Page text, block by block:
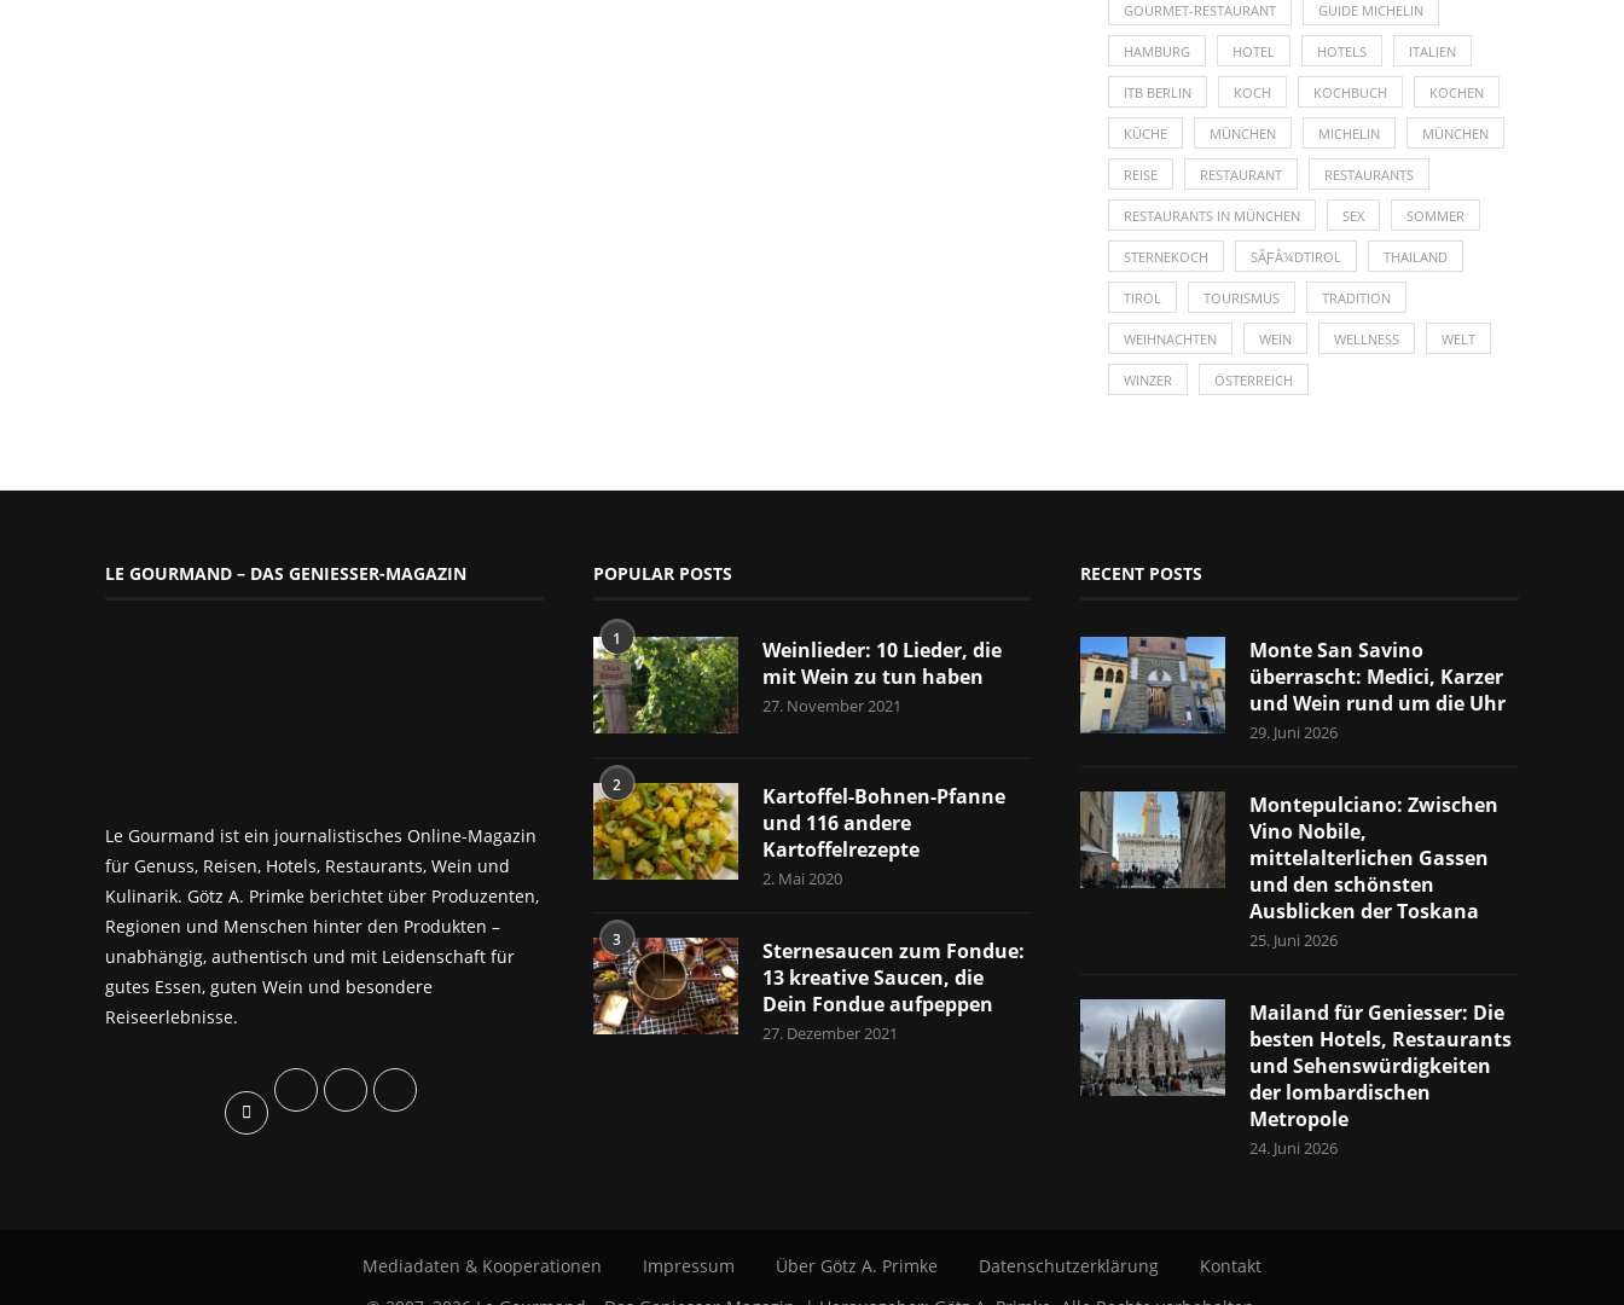
GOURMET-RESTAURANT GUIDE MICHELIN
HAMBURG HOTEL HOTELS ITALIEN
ITB BERLIN KOCH KOCHBUCH KOCHEN
KÜCHE MÜNCHEN MICHELIN MÜNCHEN
REISE RESTAURANT RESTAURANTS
RESTAURANTS IN MÜNCHEN SEX SOMMER
STERNEKOCH SÃƑÂ¼DTIROL THAILAND
TIROL TOURISMUS TRADITION
WEIHNACHTEN WEIN WELLNESS WELT
WINZER ÖSTERREICH
LE GOURMAND – DAS GENIESSER-MAGAZIN
Le Gourmand ist ein journalistisches Online-Magazin
für Genuss, Reisen, Hotels, Restaurants, Wein und
Kulinarik. Götz A. Primke berichtet über Produzenten,
Regionen und Menschen hinter den Produkten –
unabhängig, authentisch und mit Leidenschaft für
gutes Essen, guten Wein und besondere
Reiseerlebnisse.
POPULAR POSTS
1
Weinlieder: 10 Lieder, die
mit Wein zu tun haben
27. November 2021
2
Kartoffel-Bohnen-Pfanne
und 116 andere
Kartoffelrezepte
2. Mai 2020
3
Sternesaucen zum Fondue:
13 kreative Saucen, die
Dein Fondue aufpeppen
27. Dezember 2021
RECENT POSTS
Monte San Savino
überrascht: Medici, Karzer
und Wein rund um die Uhr
29. Juni 2026
Montepulciano: Zwischen
Vino Nobile,
mittelalterlichen Gassen
und den schönsten
Ausblicken der Toskana
25. Juni 2026
Mailand für Geniesser: Die
besten Hotels, Restaurants
und Sehenswürdigkeiten
der lombardischen
Metropole
24. Juni 2026
Mediadaten & Kooperationen Impressum Über Götz A. Primke Datenschutzerklärung
Kontakt